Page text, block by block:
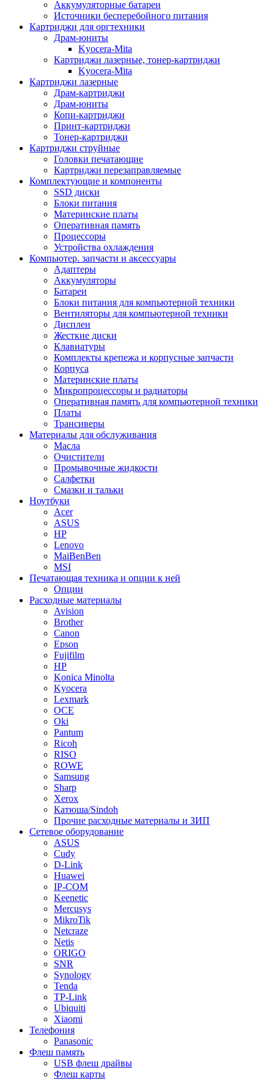
Аккумуляторные батареи
Источники бесперебойного питания
Картриджи для оргтехники
Драм-юниты
Kyocera-Mita
Картриджи лазерные, тонер-картриджи
Kyocera-Mita
Картриджи лазерные
Драм-картриджи
Драм-юниты
Копи-картриджи
Принт-картриджи
Тонер-картриджи
Картриджи струйные
Головки печатающие
Картриджи перезаправляемые
Комплектующие и компоненты
SSD диски
Блоки питания
Материнские платы
Оперативная память
Процессоры
Устройства охлаждения
Компьютер. запчасти и аксессуары
Адаптеры
Аккумуляторы
Батареи
Блоки питания для компьютерной техники
Вентиляторы для компьютерной техники
Дисплеи
Жесткие диски
Клавиатуры
Комплекты крепежа и корпусные запчасти
Корпуса
Материнские платы
Микропроцессоры и радиаторы
Оперативная память для компьютерной техники
Платы
Трансиверы
Материалы для обслуживания
Масла
Очистители
Промывочные жидкости
Салфетки
Смазки и тальки
Ноутбуки
Acer
ASUS
HP
Lenovo
MaiBenBen
MSI
Печатающая техника и опции к ней
Опции
Расходные материалы
Avision
Brother
Canon
Epson
Fujifilm
HP
Konica Minolta
Kyocera
Lexmark
OCE
Oki
Pantum
Ricoh
RISO
ROWE
Samsung
Sharp
Xerox
Катюша/Sindoh
Прочие расходные материалы и ЗИП
Сетевое оборудование
ASUS
Cudy
D-Link
Huawei
IP-COM
Keenetic
Mercusys
MikroTik
Netcraze
Netis
ORIGO
SNR
Synology
Tenda
TP-Link
Ubiquiti
Xiaomi
Телефония
Panasonic
Флеш память
USB флеш драйвы
Флеш карты